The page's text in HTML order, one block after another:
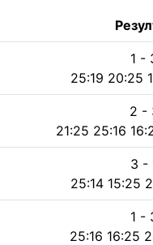
1 -
25:19 20:25
2 -
21:25 25:16
3 -
25:14 15:25
1 -
25:16 16:25